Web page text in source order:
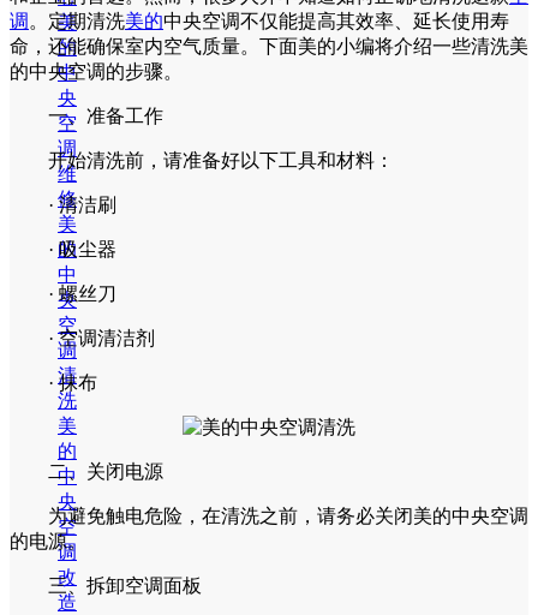
美
的
中
央
空
调
维
修
美
的
中
央
空
调
清
洗
美
的
中
央
空
调
改
造
调 。定期清洗美的中央空调不仅能提高其效率、延长使用寿
命，还能确保室内空气质量。下面美的小编将介绍一些清洗美
的中央空调的步骤。
一、准备工作
开始清洗前，请准备好以下工具和材料：
· 清洁刷
· 吸尘器
· 螺丝刀
· 空调清洁剂
· 抹布
二、关闭电源
为避免触电危险，在清洗之前，请务必关闭美的中央空调
的电源。
三、拆卸空调面板